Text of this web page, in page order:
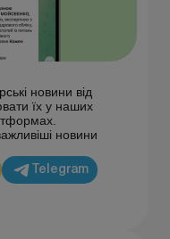
новини від
їх у наших
новини
Telegram